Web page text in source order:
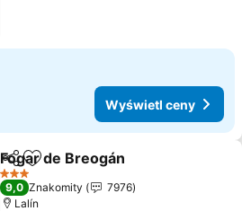
Wyświetl ceny
Udostępnij
Dodaj do ulubionych
Fogar de Breogán
3 Kategoria
9,0 Znakomity
7976
Lalín